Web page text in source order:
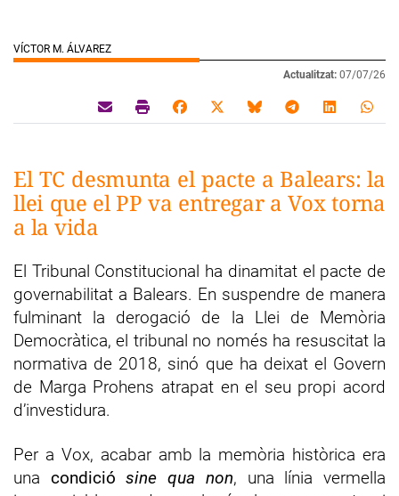
VÍCTOR M. ÁLVAREZ
Actualitzat: 07/07/26
El TC desmunta el pacte a Balears: la
llei que el PP va entregar a Vox torna
a la vida
El Tribunal Constitucional ha dinamitat el pacte de
governabilitat a Balears. En suspendre de manera
fulminant la derogació de la Llei de Memòria
Democràtica, el tribunal no només ha resuscitat la
normativa de 2018, sinó que ha deixat el Govern
de Marga Prohens atrapat en el seu propi acord
d’investidura.
Per a Vox, acabar amb la memòria històrica era
una condiciósine qua non, una línia vermella